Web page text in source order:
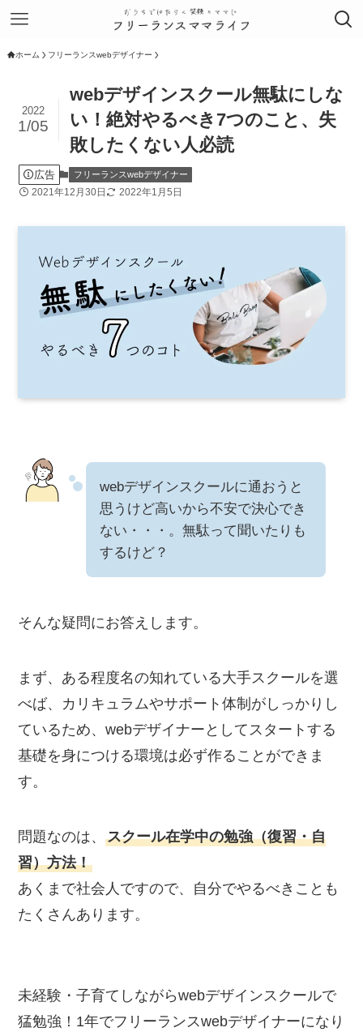
ホーム フリーランスwebデザイナー
webデザインスクール無駄にしな
い！絶対やるべき7つのこと、失
敗したくない人必読
2022
1/05
広告 フリーランスwebデザイナー
2021年12月30日 2022年1月5日
webデザインスクールに通おうと
思うけど高いから不安で決心でき
ない・・・。無駄って聞いたりも
するけど？
そんな疑問にお答えします。
まず、ある程度名の知れている大手スクールを選
べば、カリキュラムやサポート体制がしっかりし
ているため、webデザイナーとしてスタートする
基礎を身につける環境は必ず作ることができま
す。
問題なのは、スクール在学中の勉強（復習・自
習）方法！
あくまで社会人ですので、自分でやるべきことも
たくさんあります。
未経験・子育てしながらwebデザインスクールで
猛勉強！1年でフリーランスwebデザイナーになり